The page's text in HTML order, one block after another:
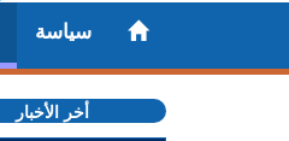
سياسة
أخر الأخبار